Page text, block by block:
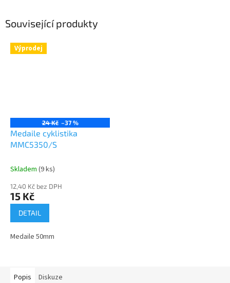
Související produkty
Výprodej
24 Kč –37 %
Medaile cyklistika
MMC5350/S
Skladem (9 ks)
12,40 Kč bez DPH
15 Kč
DETAIL
Medaile 50mm
Popis Diskuze